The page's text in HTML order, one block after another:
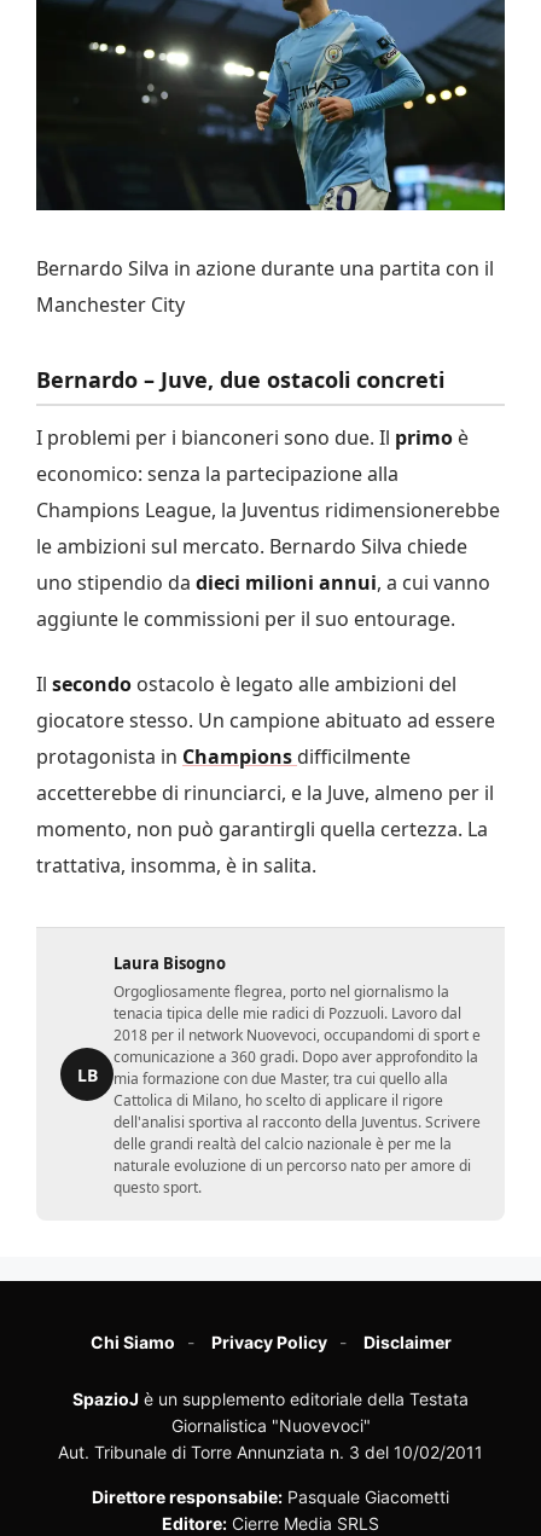
Bernardo Silva in azione durante una partita con il
Manchester City
Bernardo – Juve, due ostacoli concreti
I problemi per i bianconeri sono due. Il primo è
economico: senza la partecipazione alla
Champions League, la Juventus ridimensionerebbe
le ambizioni sul mercato. Bernardo Silva chiede
uno stipendio da dieci milioni annui, a cui vanno
aggiunte le commissioni per il suo entourage.
Il secondo ostacolo è legato alle ambizioni del
giocatore stesso. Un campione abituato ad essere
protagonista in Champions difficilmente
accetterebbe di rinunciarci, e la Juve, almeno per il
momento, non può garantirgli quella certezza. La
trattativa, insomma, è in salita.
LB
Laura Bisogno
Orgogliosamente flegrea, porto nel giornalismo la
tenacia tipica delle mie radici di Pozzuoli. Lavoro dal
2018 per il network Nuovevoci, occupandomi di sport e
comunicazione a 360 gradi. Dopo aver approfondito la
mia formazione con due Master, tra cui quello alla
Cattolica di Milano, ho scelto di applicare il rigore
dell'analisi sportiva al racconto della Juventus. Scrivere
delle grandi realtà del calcio nazionale è per me la
naturale evoluzione di un percorso nato per amore di
questo sport.
Chi Siamo Privacy Policy Disclaimer
SpazioJ è un supplemento editoriale della Testata
Giornalistica "Nuovevoci"
Aut. Tribunale di Torre Annunziata n. 3 del 10/02/2011
Direttore responsabile: Pasquale Giacometti
Editore: Cierre Media SRLS